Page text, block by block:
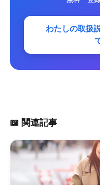
わたしの取扱
📖 関連記事